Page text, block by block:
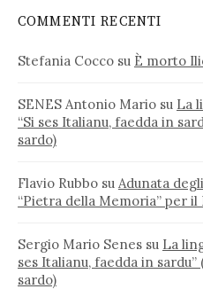
COMMENTI RECENTI
Stefania Cocco su È morto
SENES Antonio Mario su La
“Si ses Italianu, faedda in
sardo)
Flavio Rubbo su Adunata
“Pietra della Memoria” per il
Sergio Mario Senes su La
ses Italianu, faedda in
sardo)